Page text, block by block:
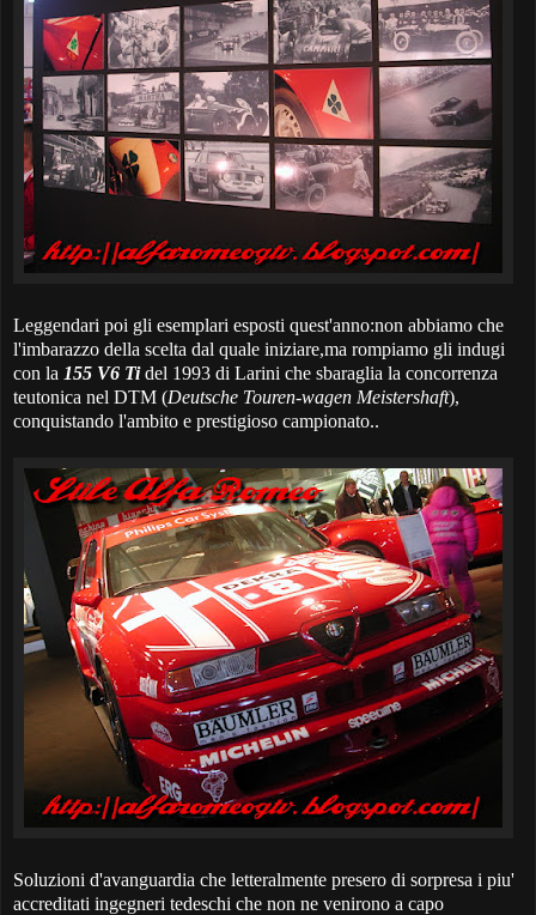
Leggendari poi gli esemplari esposti quest'anno:non abbiamo che
l'imbarazzo della scelta dal quale iniziare,ma rompiamo gli indugi
con la 155 V6 Tidel 1993 di Larini che sbaraglia la concorrenza
teutonica nel DTM (Deutsche Touren-wagen Meistershaft),
conquistando l'ambito e prestigioso campionato..
Soluzioni d'avanguardia che letteralmente presero di sorpresa i piu'
accreditati ingegneri tedeschi che non ne venirono a capo